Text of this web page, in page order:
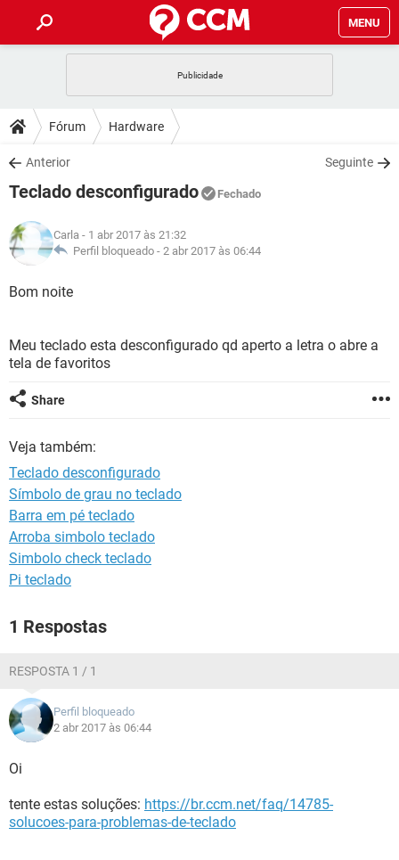
MENU
CELULAR
OUTLOOK
INSTAGRAM GMAIL
GUIA DE COMPRAS
DICAS
JOGOS
INSTAGRAM
GUIA DE COMPRAS
DOWNLOADS
JOGOS WHATSAPP
CELULAR
OUTLOOK EXCEL
INSTAGRAM
JOGOS
CELULAR
OUTLOOK
GUIA DE COMPRAS
GLOSSÁRIO
OUTLOOK EXCEL
GUIA DE COMPRAS
Fórum Hardware
Anterior Seguinte
Teclado desconfigurado Fechado
Carla - 1 abr 2017 às 21:32
Perfil bloqueado - 2 abr 2017 às 06:44
Bom noite
Meu teclado esta desconfigurado qd aperto a letra o abre a
tela de favoritos
Share
Veja também:
Teclado desconfigurado
Símbolo de grau no teclado
Barra em pé teclado
Arroba simbolo teclado
Simbolo check teclado
Pi teclado
1 Respostas
RESPOSTA 1 / 1
Perfil bloqueado
2 abr 2017 às 06:44
Oi
tente estas soluções: https://br.ccm.net/faq/14785-
solucoes-para-problemas-de-teclado